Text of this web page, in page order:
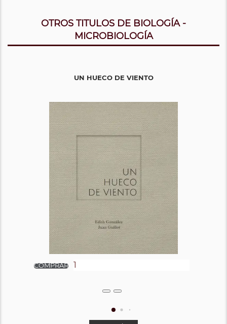
OTROS TITULOS DE BIOLOGÍA -
MICROBIOLOGÍA
UN HUECO DE VIENTO